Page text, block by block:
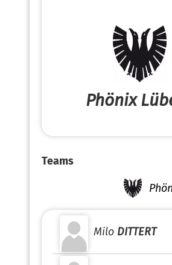
Phönix
Teams
Milo DITTERT